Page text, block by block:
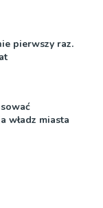
pierwszy raz.
władz miasta